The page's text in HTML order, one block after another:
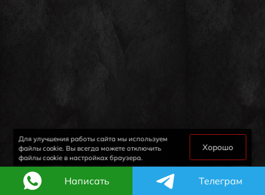
Для улучшения работы сайта мы используем
файлы cookie. Вы всегда можете отключить
файлы cookie в настройках браузера.
Хорошо
Написать Телеграм